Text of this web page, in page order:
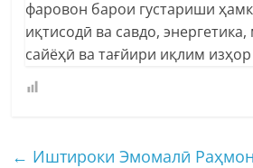
фаровон барои густариши
иқтисодӣ ва савдо,
сайёҳӣ ва тағйири иқлим
← Иштироки Эмомалӣ